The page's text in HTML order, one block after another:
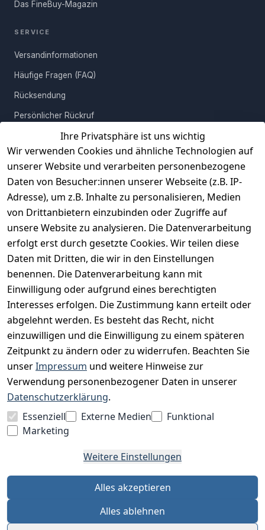
Ihre Privatsphäre ist uns wichtig
Wir verwenden Cookies und ähnliche Technologien auf
unserer Website und verarbeiten personenbezogene
Daten von Besucher:innen unserer Webseite (z.B. IP-
Adresse), um z.B. Inhalte zu personalisieren, Medien
von Drittanbietern einzubinden oder Zugriffe auf
unsere Website zu analysieren. Die Datenverarbeitung
erfolgt erst durch gesetzte Cookies. Wir teilen diese
Daten mit Dritten, die wir in den Einstellungen
benennen. Die Datenverarbeitung kann mit
Einwilligung oder aufgrund eines berechtigten
Interesses erfolgen. Die Zustimmung kann erteilt oder
abgelehnt werden. Es besteht das Recht, nicht
einzuwilligen und die Einwilligung zu einem späteren
Zeitpunkt zu ändern oder zu widerrufen. Beachten Sie
unserImpressum und weitere Hinweise zur
Verwendung personenbezogener Daten in unserer
Datenschutzerklärung.
Essenziell
Externe Medien
Funktional
Marketing
Weitere Einstellungen
Alles akzeptieren
Alles ablehnen
Das FineBuy-Magazin
SERVICE
Versandinformationen
Häufige Fragen (FAQ)
Rücksendung
Persönlicher Rückruf
Erfahrungen
Vertrag widerrufen
INFORMATIONEN
Widerrufsrecht
Datenschutz
Unser Unternehmen
Charity & Wohltätigkeit
BESUCHE UNS
BEQUEM BEZAHLEN MIT
WIR VERSENDEN MIT